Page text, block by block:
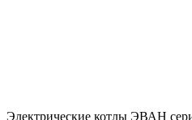
Электрические котлы ЭВАН